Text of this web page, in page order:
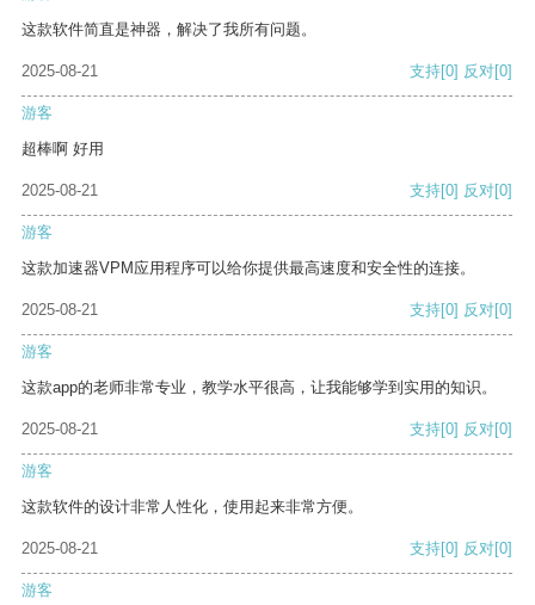
这款软件简直是神器，解决了我所有问题。
2025-08-21 支持[0] 反对[0]
游客
超棒啊 好用
2025-08-21 支持[0] 反对[0]
游客
这款加速器VPM应用程序可以给你提供最高速度和安全性的连接。
2025-08-21 支持[0] 反对[0]
游客
这款app的老师非常专业，教学水平很高，让我能够学到实用的知识。
2025-08-21 支持[0] 反对[0]
游客
这款软件的设计非常人性化，使用起来非常方便。
2025-08-21 支持[0] 反对[0]
游客